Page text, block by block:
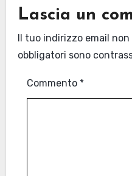
Lascia un
Il tuo indirizzo email
obbligatori sono
Commento *